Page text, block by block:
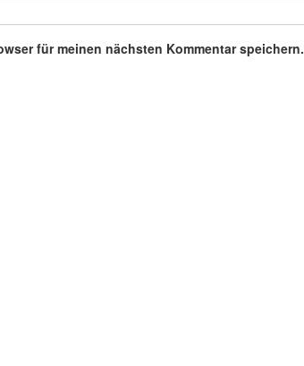
für meinen nächsten Kommentar speichern.